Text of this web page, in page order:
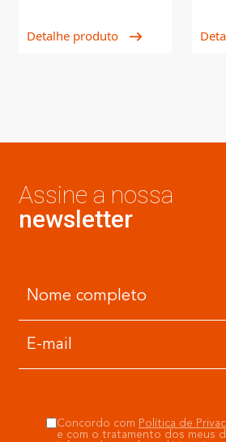
Detalhe produto
Assine a nossa
newsletter
Concordo com Política de
e com o tratamento dos meus